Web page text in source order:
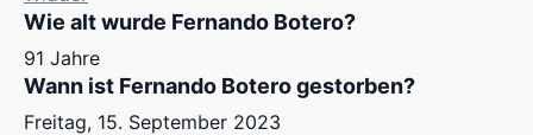
Wie alt wurde Fernando Botero?
91 Jahre
Wann ist Fernando Botero gestorben?
Freitag, 15. September 2023